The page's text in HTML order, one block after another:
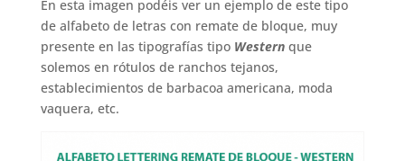
En esta imagen podéis ver un ejemplo de este tipo
de alfabeto de letras con remate de bloque, muy
presente en las tipografías tipo Western que
solemos en rótulos de ranchos tejanos,
establecimientos de barbacoa americana, moda
vaquera, etc.